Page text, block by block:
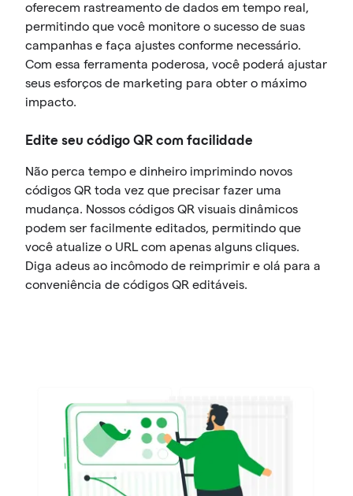
oferecem rastreamento de dados em tempo real,
permitindo que você monitore o sucesso de suas
campanhas e faça ajustes conforme necessário.
Com essa ferramenta poderosa, você poderá ajustar
seus esforços de marketing para obter o máximo
impacto.
Edite seu código QR com facilidade
Não perca tempo e dinheiro imprimindo novos
códigos QR toda vez que precisar fazer uma
mudança. Nossos códigos QR visuais dinâmicos
podem ser facilmente editados, permitindo que
você atualize o URL com apenas alguns cliques.
Diga adeus ao incômodo de reimprimir e olá para a
conveniência de códigos QR editáveis.